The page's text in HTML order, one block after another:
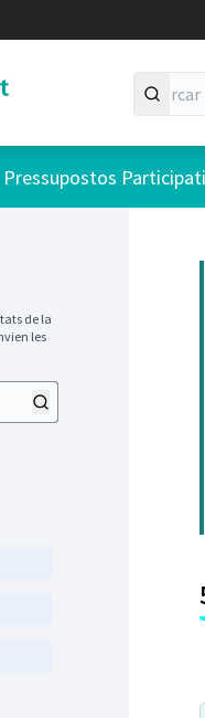
Pressupostos
de la
les